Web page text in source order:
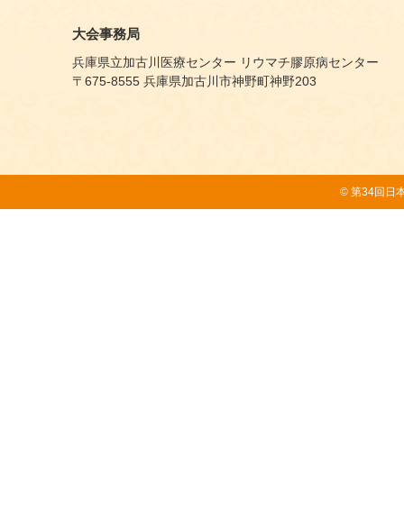
大会事務局
兵庫県立加古川医療センター リウマチ膠原病センター
〒675-8555 兵庫県加古川市神野町神野203
© 第34回日